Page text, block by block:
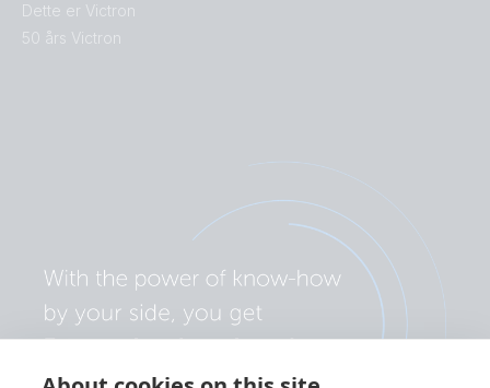
Dette er Victron
50 års Victron